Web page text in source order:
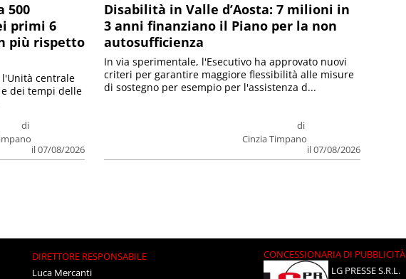
500
primi 6
più rispetto
di
il 07/08/2026
centrale
dei tempi delle
Disabilità in Valle d’Aosta: 7 milioni in
3 anni finanziano il Piano per la non
autosufficienza
di
Cinzia Timpano
il 07/08/2026
In via sperimentale, l'Esecutivo ha approvato nuovi
criteri per garantire maggiore flessibilità alle misure
di sostegno per esempio per l'assistenza d...
DIRETTORE RESPONSABILE
Luca Mercanti
CONCESSIONARIA DI PUBBLICITÀ
LG PRESSE S.R.L.